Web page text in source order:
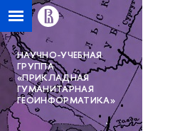
НАУЧНО-УЧЕБНАЯ
ГРУППА
«ПРИКЛАДНАЯ
ГУМАНИТАРНАЯ
ГЕОИНФОРМАТИКА»